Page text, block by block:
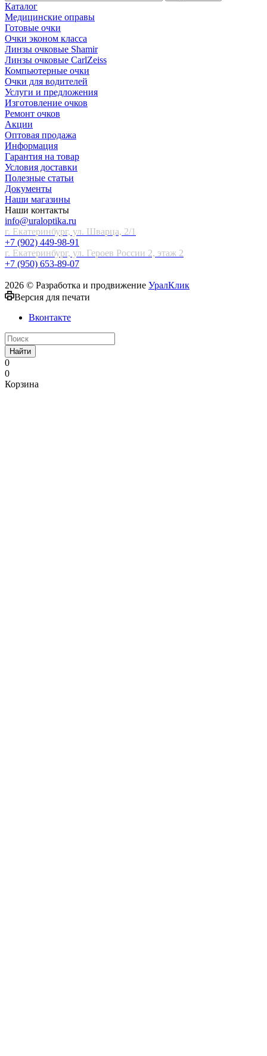
Каталог
Медицинские оправы
Готовые очки
Очки эконом класса
Линзы очковые Shamir
Линзы очковые CarlZeiss
Компьютерные очки
Очки для водителей
Услуги и предложения
Изготовление очков
Ремонт очков
Акции
Оптовая продажа
Информация
Гарантия на товар
Условия доставки
Полезные статьи
Документы
Наши магазины
Наши контакты
info@uraloptika.ru
г. Екатеринбург, ул. Шварца, 2/1
+7 (902) 449-98-91
г. Екатеринбург, ул. Героев России 2, этаж 2
+7 (950) 653-89-07
2026 © Разработка и продвижение УралКлик
Версия для печати
Вконтакте
Найти
0
0
Корзина